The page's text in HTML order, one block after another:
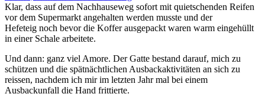
Klar, dass auf dem Nachhauseweg sofort mit quietschenden Reifen
vor dem Supermarkt angehalten werden musste und der
Hefeteig noch bevor die Koffer ausgepackt waren warm eingehüllt
in einer Schale arbeitete.
Und dann: ganz viel Amore. Der Gatte bestand darauf, mich zu
schützen und die spätnächtlichen Ausbackaktivitäten an sich zu
reissen, nachdem ich mir im letzten Jahr mal bei einem
Ausbackunfall die Hand frittierte.